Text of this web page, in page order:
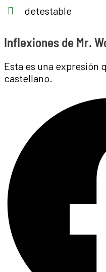
detestable
Inflexiones de Mr.
Esta es una expresión
castellano.